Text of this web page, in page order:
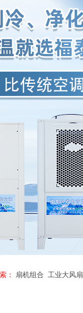
： 扇机组合 工业大风扇